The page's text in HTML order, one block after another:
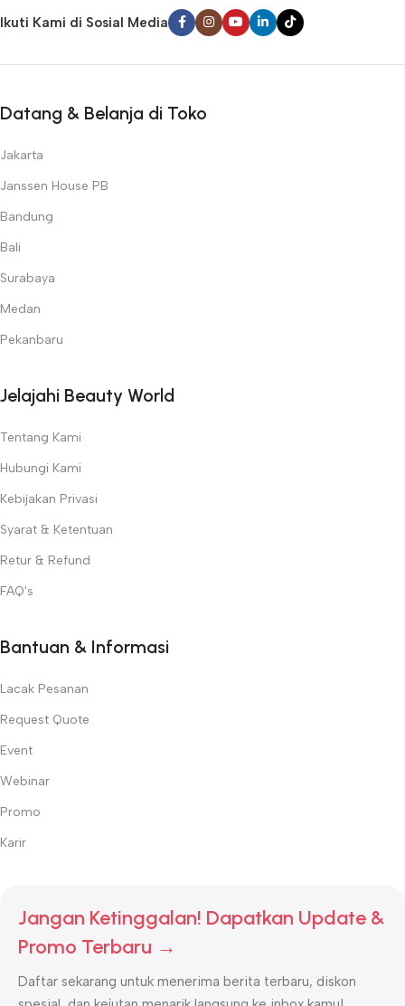
Ikuti Kami di Sosial Media
Datang & Belanja di Toko
Jakarta
Janssen House PB
Bandung
Bali
Surabaya
Medan
Pekanbaru
Jelajahi Beauty World
Tentang Kami
Hubungi Kami
Kebijakan Privasi
Syarat & Ketentuan
Retur & Refund
FAQ's
Bantuan & Informasi
Lacak Pesanan
Request Quote
Event
Webinar
Promo
Karir
Jangan Ketinggalan! Dapatkan Update &
Promo Terbaru →
Daftar sekarang untuk menerima berita terbaru, diskon